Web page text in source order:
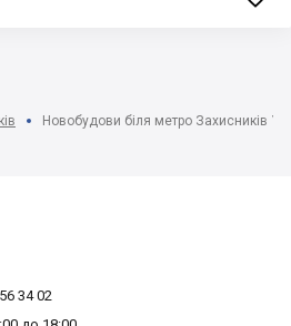
Новобудови біля метро Захисників
34 02